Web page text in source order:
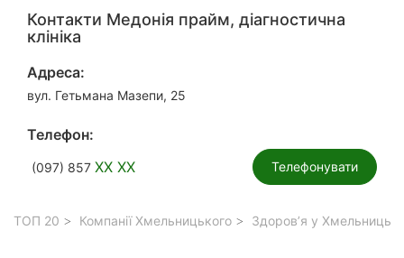
Контакти Медонія прайм, діагностична
клініка
Адреса:
вул. Гетьмана Мазепи, 25
Телефон:
(097) 857 XX XX Телефонувати
ТОП 20 Компанії Хмельницького Здоров’я у